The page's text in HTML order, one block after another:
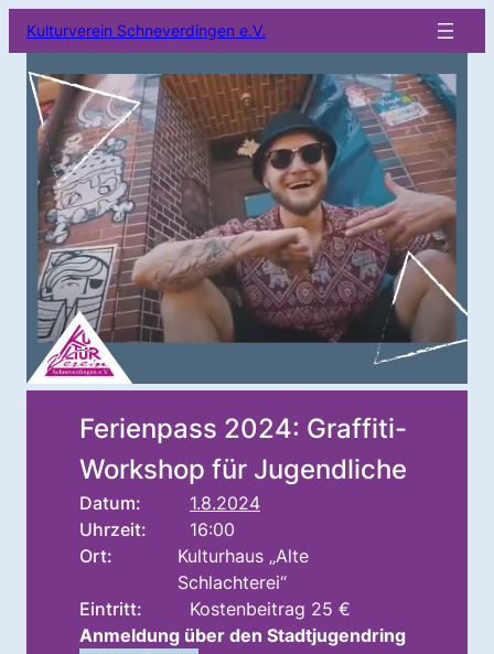
Kulturverein Schneverdingen e.V.
Ferienpass 2024: Graffiti-
Workshop für Jugendliche
Datum:
1.8.2024
Uhrzeit:
16:00
Ort:
Kulturhaus „Alte
Schlachterei“
Eintritt:
Kostenbeitrag 25 €
Anmeldung über den Stadtjugendring